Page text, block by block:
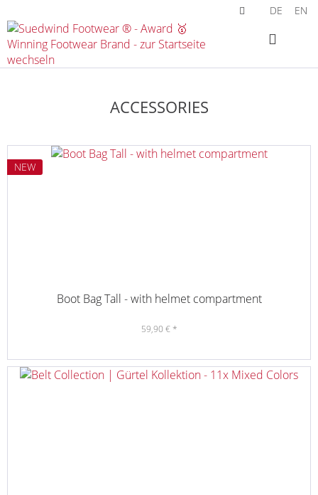
DE EN
ACCESSORIES
NEW
Boot Bag Tall - with helmet compartment
59,90 € *